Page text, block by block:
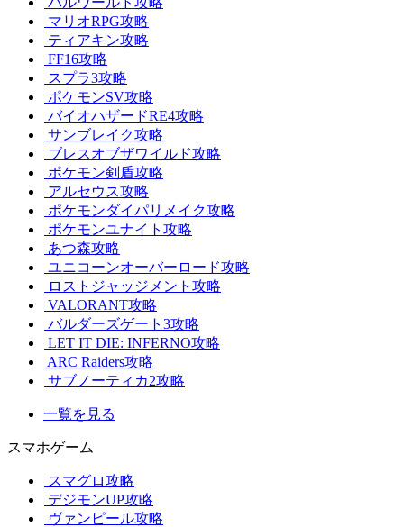
マリオRPG攻略
ティアキン攻略
FF16攻略
スプラ3攻略
ポケモンSV攻略
バイオハザードRE4攻略
サンブレイク攻略
ブレスオブザワイルド攻略
ポケモン剣盾攻略
アルセウス攻略
ポケモンダイパリメイク攻略
ポケモンユナイト攻略
あつ森攻略
ユニコーンオーバーロード攻略
ロストジャッジメント攻略
VALORANT攻略
バルダーズゲート3攻略
LET IT DIE: INFERNO攻略
ARC Raiders攻略
サブノーティカ2攻略
一覧を見る
スマホゲーム
スマグロ攻略
デジモンUP攻略
ヴァンピール攻略